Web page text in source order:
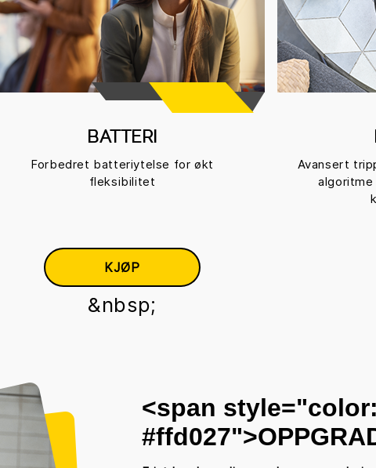
BATTERI
Forbedret batteriytelse for økt
fleksibilitet
Avansert
KJØP
&nbsp;
<span style="color:
#ffd027">